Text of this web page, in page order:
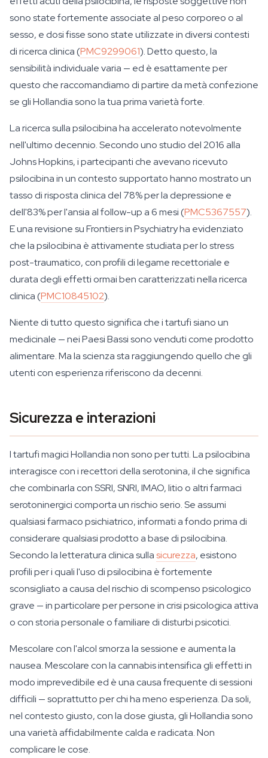
sono state fortemente associate al peso corporeo o al
sesso, e dosi fisse sono state utilizzate in diversi contesti
di ricerca clinica (PMC9299061). Detto questo, la
sensibilità individuale varia — ed è esattamente per
questo che raccomandiamo di partire da metà confezione
se gli Hollandia sono la tua prima varietà forte.
La ricerca sulla psilocibina ha accelerato notevolmente
nell'ultimo decennio. Secondo uno studio del 2016 alla
Johns Hopkins, i partecipanti che avevano ricevuto
psilocibina in un contesto supportato hanno mostrato un
tasso di risposta clinica del 78% per la depressione e
dell'83% per l'ansia al follow-up a 6 mesi (PMC5367557).
E una revisione su Frontiers in Psychiatry ha evidenziato
che la psilocibina è attivamente studiata per lo stress
post-traumatico, con profili di legame recettoriale e
durata degli effetti ormai ben caratterizzati nella ricerca
clinica (PMC10845102).
Niente di tutto questo significa che i tartufi siano un
medicinale — nei Paesi Bassi sono venduti come prodotto
alimentare. Ma la scienza sta raggiungendo quello che gli
utenti con esperienza riferiscono da decenni.
Sicurezza e interazioni
I tartufi magici Hollandia non sono per tutti. La psilocibina
interagisce con i recettori della serotonina, il che significa
che combinarla con SSRI, SNRI, IMAO, litio o altri farmaci
serotoninergici comporta un rischio serio. Se assumi
qualsiasi farmaco psichiatrico, informati a fondo prima di
considerare qualsiasi prodotto a base di psilocibina.
Secondo la letteratura clinica sullasicurezza, esistono
profili per i quali l'uso di psilocibina è fortemente
sconsigliato a causa del rischio di scompenso psicologico
grave — in particolare per persone in crisi psicologica attiva
o con storia personale o familiare di disturbi psicotici.
Mescolare con l'alcol smorza la sessione e aumenta la
nausea. Mescolare con la cannabis intensifica gli effetti in
modo imprevedibile ed è una causa frequente di sessioni
difficili — soprattutto per chi ha meno esperienza. Da soli,
nel contesto giusto, con la dose giusta, gli Hollandia sono
una varietà affidabilmente calda e radicata. Non
complicare le cose.